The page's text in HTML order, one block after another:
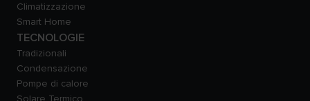
Climatizzazione
Smart Home
TECNOLOGIE
Tradizionali
Condensazione
Pompe di calore
Solare Termico